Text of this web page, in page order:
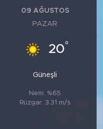
09 AĞUSTOS
PAZAR
20°
Güneşli
Nem: %65
Rüzgar: 3.31 m/s